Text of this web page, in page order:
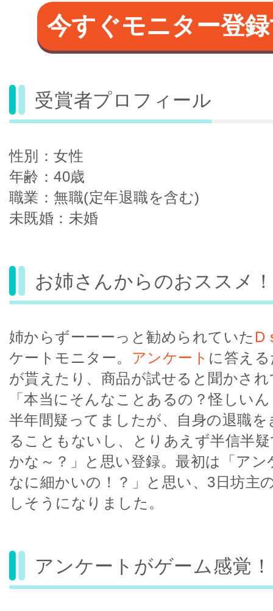
今すぐモニター登
受賞者プロフィール
性別：女性
年齢：40歳
職業：無職(定年退職を含む)
未既婚：未婚
お姉さんからのおススメ
姉からずーーーっと勧められていた D
ケートモニター。 アンケート に答え
が貰えたり、商品が試せると聞かさ
「本当にそんなことあるの？怪しい
半年間疑ってましたが、自身の退職
ることもないし、とりあえず半信半
かな～？」と思い登録。最初は「ア
なに細かいの！？」と思い、3日坊主
しそうになりました。
アンケートがゲーム感覚